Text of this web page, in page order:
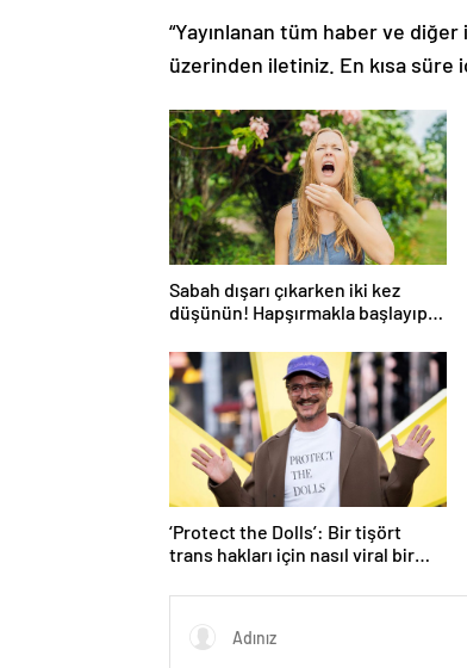
“Yayınlanan tüm haber ve
üzerinden iletiniz. En kısa süre
Sabah dışarı çıkarken iki kez
düşünün! Hapşırmakla başlayıp
‘Protect the Dolls’: Bir tişört
trans hakları için nasıl viral bir